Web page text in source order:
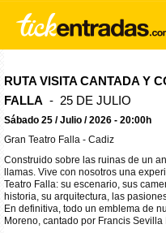
RUTA VISITA CANTADA Y
FALLA - 25 DE JULIO
Sábado 25 / Julio / 2026 - 20:00h
Gran Teatro Falla - Cadiz
Construido sobre las ruinas de un
llamas. Vive con nosotros una
Teatro Falla: su escenario, sus
historia, su arquitectura, las
En definitiva, todo un emblema de
Moreno, cantado por Francis Sevilla